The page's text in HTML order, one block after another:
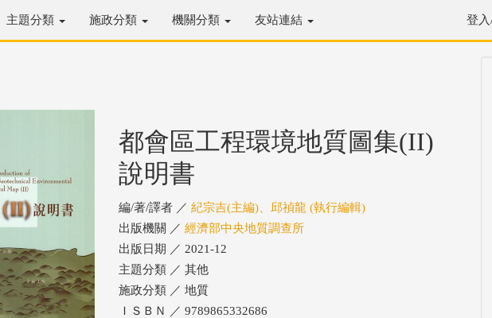
主題分類 施政分類 機關分類 友站連結 登
都會區工程環境地質圖集(II)
說明書
編/著/譯者 ／ 紀宗吉(主編)、邱禎龍 (執行編輯)
出版機關 ／ 經濟部中央地質調查所
出版日期 ／ 2021-12
主題分類 ／ 其他
施政分類 ／ 地質
ＩＳＢＮ ／ 9789865332686